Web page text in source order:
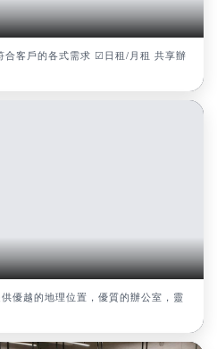
合客戶的各式需求 ☑日租/月租 共享辦
優越的地理位置，優質的辦公室，靈